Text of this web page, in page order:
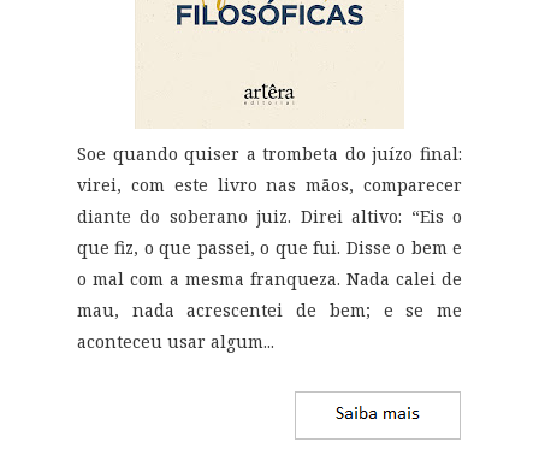
Soe quando quiser a trombeta do juízo final:
virei, com este livro nas mãos, comparecer
diante do soberano juiz. Direi altivo: “Eis o
que fiz, o que passei, o que fui. Disse o bem e
o mal com a mesma franqueza. Nada calei de
mau, nada acrescentei de bem; e se me
aconteceu usar algum...